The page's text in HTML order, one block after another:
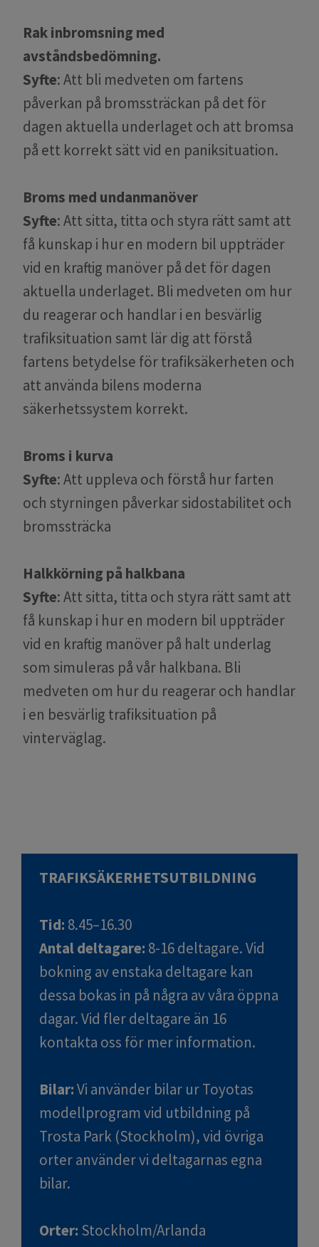
Rak inbromsning med
avståndsbedömning.
Syfte: Att bli medveten om fartens
påverkan på bromssträckan på det för
dagen aktuella underlaget och att bromsa
på ett korrekt sätt vid en paniksituation.
Broms med undanmanöver
Syfte: Att sitta, titta och styra rätt samt att
få kunskap i hur en modern bil uppträder
vid en kraftig manöver på det för dagen
aktuella underlaget. Bli medveten om hur
du reagerar och handlar i en besvärlig
trafiksituation samt lär dig att förstå
fartens betydelse för trafiksäkerheten och
att använda bilens moderna
säkerhetssystem korrekt.
Broms i kurva
Syfte: Att uppleva och förstå hur farten
och styrningen påverkar sidostabilitet och
bromssträcka
Halkkörning på halkbana
Syfte: Att sitta, titta och styra rätt samt att
få kunskap i hur en modern bil uppträder
vid en kraftig manöver på halt underlag
som simuleras på vår halkbana. Bli
medveten om hur du reagerar och handlar
i en besvärlig trafiksituation på
vinterväglag.
TRAFIKSÄKERHETSUTBILDNING
Tid: 8.45–16.30
Antal deltagare: 8-16 deltagare. Vid
bokning av enstaka deltagare kan
dessa bokas in på några av våra öppna
dagar. Vid fler deltagare än 16
kontakta oss för mer information.
Bilar:Vi använder bilar ur Toyotas
modellprogram vid utbildning på
Trosta Park (Stockholm), vid övriga
orter använder vi deltagarnas egna
bilar.
Orter: Stockholm/Arlanda